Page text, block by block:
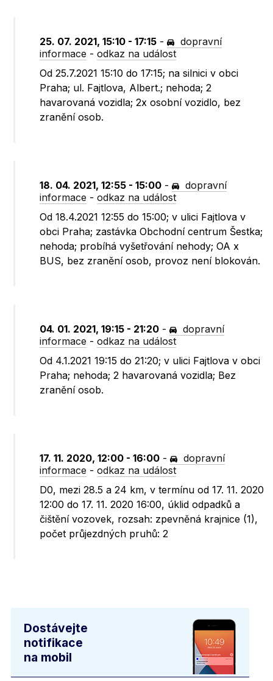
25. 07. 2021, 15:10 - 17:15 -
dopravní
informace -odkaz na událost
Od 25.7.2021 15:10 do 17:15; na silnici v obci
Praha; ul. Fajtlova, Albert.; nehoda; 2
havarovaná vozidla; 2x osobní vozidlo, bez
zranění osob.
18. 04. 2021, 12:55 - 15:00 -
dopravní
informace -odkaz na událost
Od 18.4.2021 12:55 do 15:00; v ulici Fajtlova v
obci Praha; zastávka Obchodní centrum Šestka;
nehoda; probíhá vyšetřování nehody; OA x
BUS, bez zranění osob, provoz není blokován.
04. 01. 2021, 19:15 - 21:20 -
dopravní
informace -odkaz na událost
Od 4.1.2021 19:15 do 21:20; v ulici Fajtlova v obci
Praha; nehoda; 2 havarovaná vozidla; Bez
zranění osob.
17. 11. 2020, 12:00 - 16:00 -
dopravní
informace -odkaz na událost
D0, mezi 28.5 a 24 km, v termínu od 17. 11. 2020
12:00 do 17. 11. 2020 16:00, úklid odpadků a
čištění vozovek, rozsah: zpevněná krajnice (1),
počet průjezdných pruhů: 2
Dostávejte
notifikace
na mobil